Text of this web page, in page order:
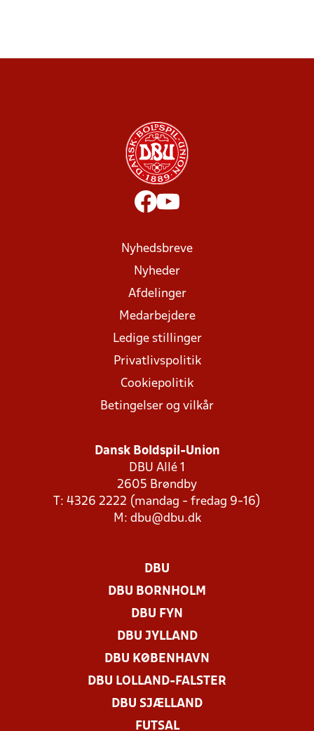
Nyhedsbreve
Nyheder
Afdelinger
Medarbejdere
Ledige stillinger
Privatlivspolitik
Cookiepolitik
Betingelser og vilkår
Dansk Boldspil-Union
DBU Allé 1
2605 Brøndby
T: 4326 2222 (mandag - fredag 9-16)
M: dbu@dbu.dk
DBU
DBU BORNHOLM
DBU FYN
DBU JYLLAND
DBU KØBENHAVN
DBU LOLLAND-FALSTER
DBU SJÆLLAND
FUTSAL